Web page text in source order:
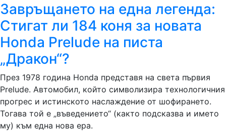
Завръщането на една легенда:
Стигат ли 184 коня за новата
Honda Prelude на писта
„Дракон“?
През 1978 година Honda представя на света първия
Prelude. Автомобил, който символизира технологичния
прогрес и истинското наслаждение от шофирането.
Тогава той е „въведението“ (както подсказва и името
му) към една нова ера.